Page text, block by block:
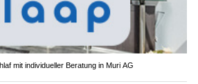
mit individueller Beratung in Muri AG